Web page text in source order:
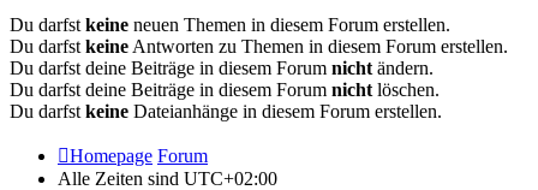
Du darfst keine neuen Themen in diesem Forum erstellen.
Du darfst keine Antworten zu Themen in diesem Forum erstellen.
Du darfst deine Beiträge in diesem Forum nicht ändern.
Du darfst deine Beiträge in diesem Forum nicht löschen.
Du darfst keine Dateianhänge in diesem Forum erstellen.
Homepage Forum
Alle Zeiten sind UTC+02:00